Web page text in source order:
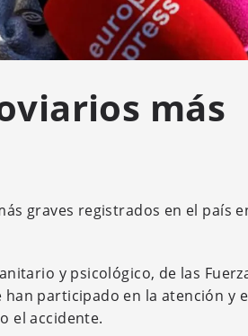
más
graves registrados en el país
y psicológico, de las
participado en la atención y
el accidente.